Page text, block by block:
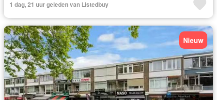
1 dag, 21 uur geleden van Listedbuy
Nieuw